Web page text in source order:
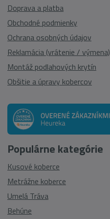
Doprava a platba
Obchodné podmienky
Ochrana osobných údajov
Reklamácia (vrátenie / výmena)
Montáž podlahových krytín
Obšitie a úpravy kobercov
Populárne kategórie
Kusové koberce
Metrážne koberce
Umelá Tráva
Behúne